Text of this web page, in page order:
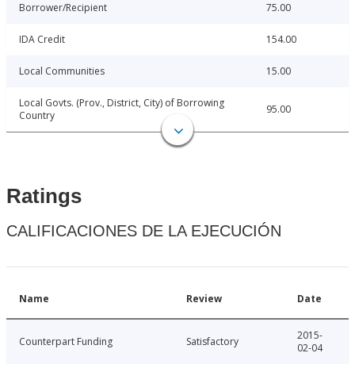
Borrower/Recipient 75.00
IDA Credit 154.00
Local Communities 15.00
Local Govts. (Prov., District, City) of Borrowing
Country
95.00
Ratings
CALIFICACIONES DE LA EJECUCIÓN
Name Review Date
Counterpart Funding Satisfactory
2015-
02-04